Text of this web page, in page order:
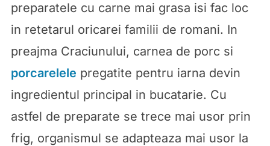
preparatele cu carne mai grasa isi fac loc
in retetarul oricarei familii de romani. In
preajma Craciunului, carnea de porc si
porcarelele pregatite pentru iarna devin
ingredientul principal in bucatarie. Cu
astfel de preparate se trece mai usor prin
frig, organismul se adapteaza mai usor la